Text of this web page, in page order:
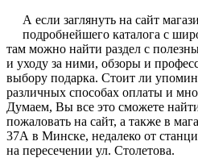
А если заглянуть на сайт
подробнейшего каталога с
там можно найти раздел с
и уходу за ними, обзоры и
выбору подарка. Стоит ли
различных способах оплаты и
Думаем, Вы все это сможете
пожаловать на сайт, а также в
37А в Минске, недалеко от
на пересечении ул. Столетова.